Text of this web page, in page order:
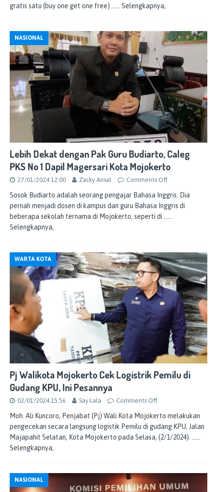
gratis satu (buy one get one free) …… Selengkapnya,
NASIONAL
Lebih Dekat dengan Pak Guru Budiarto, Caleg
PKS No 1 Dapil Magersari Kota Mojokerto
27/01/2024 12:00 Zacky Arisal Comments Off
Sosok Budiarto adalah seorang pengajar Bahasa Inggris. Dia
pernah menjadi dosen di kampus dan guru Bahasa Inggris di
beberapa sekolah ternama di Mojokerto, seperti di
Selengkapnya,
WARTA KOTA
Pj Walikota Mojokerto Cek Logistrik Pemilu di
Gudang KPU, Ini Pesannya
02/01/2024 15:56 Say Lala Comments Off
Moh. Ali Kuncoro, Penjabat (Pj) Wali Kota Mojokerto melakukan
pengecekan secara langsung logistik Pemilu di gudang KPU, Jalan
Majapahit Selatan, Kota Mojokerto pada Selasa, (2/1/2024).
Selengkapnya,
NASIONAL